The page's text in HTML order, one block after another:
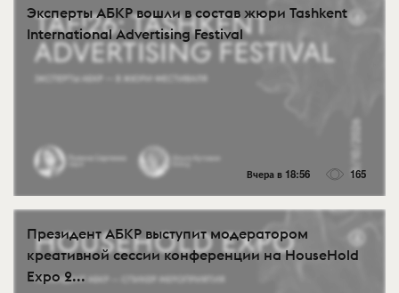
Эксперты АБКР вошли в состав жюри Tashkent
International Advertising Festival
Вчера в 18:56 165
Президент АБКР выступит модератором
креативной сессии конференции на HouseHold
Expo 2...